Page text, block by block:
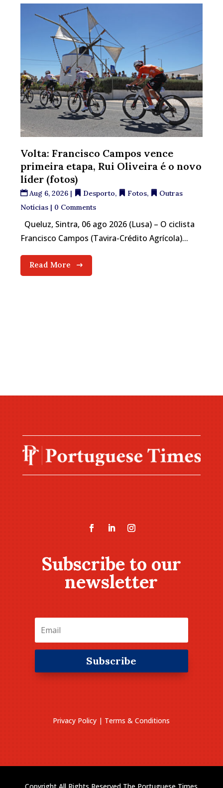
Volta: Francisco Campos vence
primeira etapa, Rui Oliveira é o novo
líder (fotos)
Aug 6, 2026 | Desporto, Fotos,
Outras
Notícias | 0 Comments
Queluz, Sintra, 06 ago 2026 (Lusa) – O ciclista
Francisco Campos (Tavira-Crédito Agrícola)...
Read More
Subscribe to our
newsletter
Subscribe
Privacy Policy | Terms & Conditions